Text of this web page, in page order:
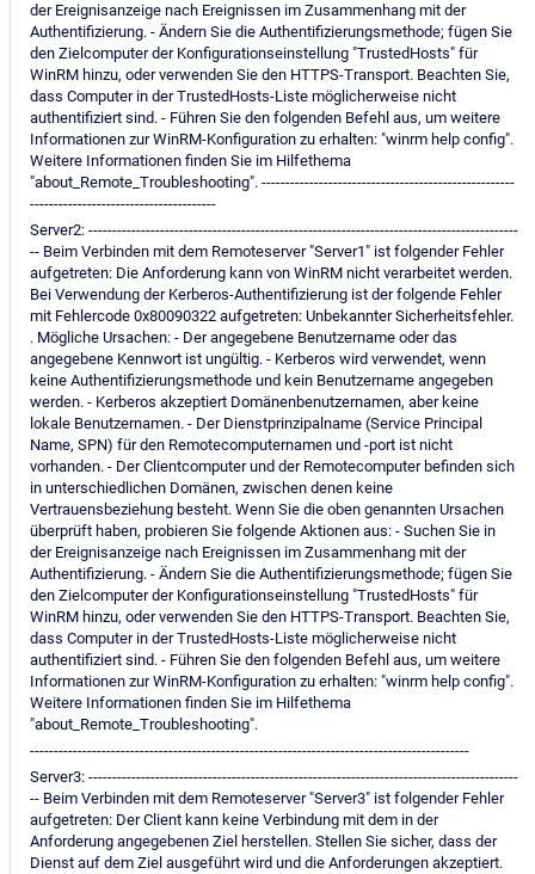
der Ereignisanzeige nach Ereignissen im Zusammenhang mit der
Authentifizierung. - Ändern Sie die Authentifizierungsmethode; fügen Sie
den Zielcomputer der Konfigurationseinstellung "TrustedHosts" für
WinRM hinzu, oder verwenden Sie den HTTPS-Transport. Beachten Sie,
dass Computer in der TrustedHosts-Liste möglicherweise nicht
authentifiziert sind. - Führen Sie den folgenden Befehl aus, um weitere
Informationen zur WinRM-Konfiguration zu erhalten: "winrm help config".
Weitere Informationen finden Sie im Hilfethema
"about_Remote_Troubleshooting". -----------------------------------------------------
---------------------------------------
Server2: ------------------------------------------------------------------------------------------
-- Beim Verbinden mit dem Remoteserver "Server1" ist folgender Fehler
aufgetreten: Die Anforderung kann von WinRM nicht verarbeitet werden.
Bei Verwendung der Kerberos-Authentifizierung ist der folgende Fehler
mit Fehlercode 0x80090322 aufgetreten: Unbekannter Sicherheitsfehler.
. Mögliche Ursachen: - Der angegebene Benutzername oder das
angegebene Kennwort ist ungültig. - Kerberos wird verwendet, wenn
keine Authentifizierungsmethode und kein Benutzername angegeben
werden. - Kerberos akzeptiert Domänenbenutzernamen, aber keine
lokale Benutzernamen. - Der Dienstprinzipalname (Service Principal
Name, SPN) für den Remotecomputernamen und -port ist nicht
vorhanden. - Der Clientcomputer und der Remotecomputer befinden sich
in unterschiedlichen Domänen, zwischen denen keine
Vertrauensbeziehung besteht. Wenn Sie die oben genannten Ursachen
überprüft haben, probieren Sie folgende Aktionen aus: - Suchen Sie in
der Ereignisanzeige nach Ereignissen im Zusammenhang mit der
Authentifizierung. - Ändern Sie die Authentifizierungsmethode; fügen Sie
den Zielcomputer der Konfigurationseinstellung "TrustedHosts" für
WinRM hinzu, oder verwenden Sie den HTTPS-Transport. Beachten Sie,
dass Computer in der TrustedHosts-Liste möglicherweise nicht
authentifiziert sind. - Führen Sie den folgenden Befehl aus, um weitere
Informationen zur WinRM-Konfiguration zu erhalten: "winrm help config".
Weitere Informationen finden Sie im Hilfethema
"about_Remote_Troubleshooting".
--------------------------------------------------------------------------------------------
Server3: ------------------------------------------------------------------------------------------
-- Beim Verbinden mit dem Remoteserver "Server3" ist folgender Fehler
aufgetreten: Der Client kann keine Verbindung mit dem in der
Anforderung angegebenen Ziel herstellen. Stellen Sie sicher, dass der
Dienst auf dem Ziel ausgeführt wird und die Anforderungen akzeptiert.